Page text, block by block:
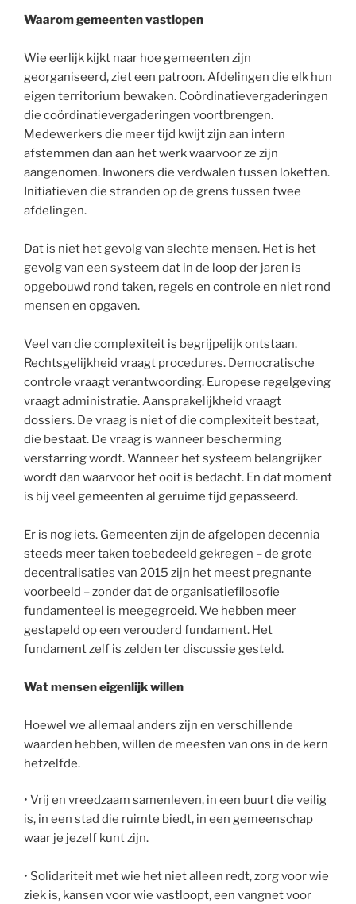
Waarom gemeenten vastlopen
Wie eerlijk kijkt naar hoe gemeenten zijn
georganiseerd, ziet een patroon. Afdelingen die elk hun
eigen territorium bewaken. Coördinatievergaderingen
die coördinatievergaderingen voortbrengen.
Medewerkers die meer tijd kwijt zijn aan intern
afstemmen dan aan het werk waarvoor ze zijn
aangenomen. Inwoners die verdwalen tussen loketten.
Initiatieven die stranden op de grens tussen twee
afdelingen.
Dat is niet het gevolg van slechte mensen. Het is het
gevolg van een systeem dat in de loop der jaren is
opgebouwd rond taken, regels en controle en niet rond
mensen en opgaven.
Veel van die complexiteit is begrijpelijk ontstaan.
Rechtsgelijkheid vraagt procedures. Democratische
controle vraagt verantwoording. Europese regelgeving
vraagt administratie. Aansprakelijkheid vraagt
dossiers. De vraag is niet of die complexiteit bestaat,
die bestaat. De vraag is wanneer bescherming
verstarring wordt. Wanneer het systeem belangrijker
wordt dan waarvoor het ooit is bedacht. En dat moment
is bij veel gemeenten al geruime tijd gepasseerd.
Er is nog iets. Gemeenten zijn de afgelopen decennia
steeds meer taken toebedeeld gekregen – de grote
decentralisaties van 2015 zijn het meest pregnante
voorbeeld – zonder dat de organisatiefilosofie
fundamenteel is meegegroeid. We hebben meer
gestapeld op een verouderd fundament. Het
fundament zelf is zelden ter discussie gesteld.
Wat mensen eigenlijk willen
Hoewel we allemaal anders zijn en verschillende
waarden hebben, willen de meesten van ons in de kern
hetzelfde.
• Vrij en vreedzaam samenleven, in een buurt die veilig
is, in een stad die ruimte biedt, in een gemeenschap
waar je jezelf kunt zijn.
• Solidariteit met wie het niet alleen redt, zorg voor wie
ziek is, kansen voor wie vastloopt, een vangnet voor